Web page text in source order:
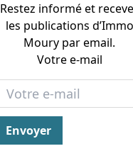
Restez informé et
les publications d’Immo
Moury par email.
Votre e-mail
Envoyer